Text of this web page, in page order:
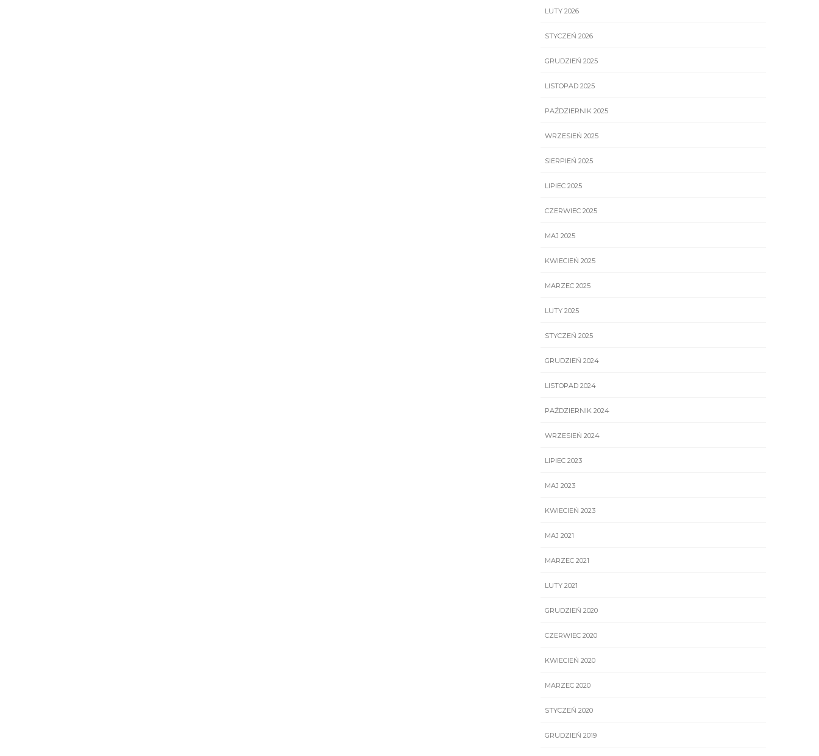
LUTY 2026
STYCZEŃ 2026
GRUDZIEŃ 2025
LISTOPAD 2025
PAŹDZIERNIK 2025
WRZESIEŃ 2025
SIERPIEŃ 2025
LIPIEC 2025
CZERWIEC 2025
MAJ 2025
KWIECIEŃ 2025
MARZEC 2025
LUTY 2025
STYCZEŃ 2025
GRUDZIEŃ 2024
LISTOPAD 2024
PAŹDZIERNIK 2024
WRZESIEŃ 2024
LIPIEC 2023
MAJ 2023
KWIECIEŃ 2023
MAJ 2021
MARZEC 2021
LUTY 2021
GRUDZIEŃ 2020
CZERWIEC 2020
KWIECIEŃ 2020
MARZEC 2020
STYCZEŃ 2020
GRUDZIEŃ 2019